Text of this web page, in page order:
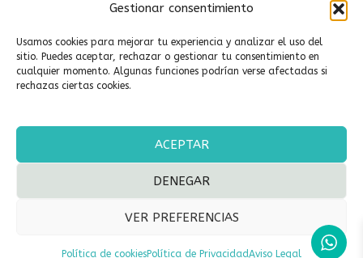
Gestionar consentimiento
Usamos cookies para mejorar tu experiencia y analizar el uso del
sitio. Puedes aceptar, rechazar o gestionar tu consentimiento en
cualquier momento. Algunas funciones podrían verse afectadas si
rechazas ciertas cookies.
ACEPTAR
DENEGAR
VER PREFERENCIAS
Política de cookiesPolítica de PrivacidadAviso Legal
DESTINOS
Turquía
Marruecos
SÍGUENOS AQUÍ
| Copyright © 2026 | Sultana Viajes® | Todos los derechos
reservados. | Diseñamos experiencias inolvidables para viajer@s